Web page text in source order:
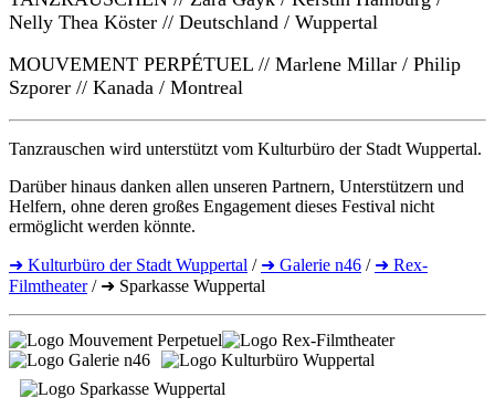
Nelly Thea Köster // Deutschland / Wuppertal
MOUVEMENT PERPÉTUEL // Marlene Millar / Philip
Szporer // Kanada / Montreal
Tanzrauschen wird unterstützt vom Kulturbüro der Stadt Wuppertal.
Darüber hinaus danken allen unseren Partnern, Unterstützern und
Helfern, ohne deren großes Engagement dieses Festival nicht
ermöglicht werden könnte.
➜ Kulturbüro der Stadt Wuppertal / ➜ Galerie n46 / ➜ Rex-
Filmtheater/ ➜ Sparkasse Wuppertal